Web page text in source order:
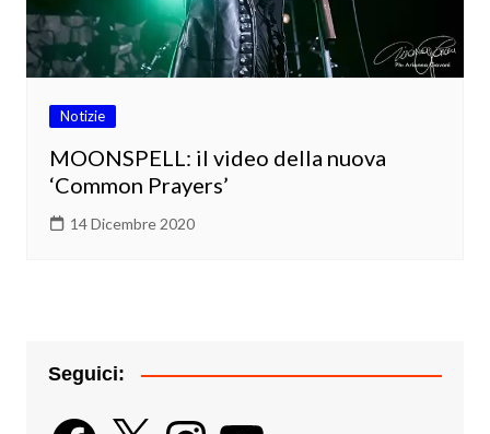
Notizie
MOONSPELL: il video della nuova
‘Common Prayers’
14 Dicembre 2020
Seguici:
Facebook
X InstagramYouTube